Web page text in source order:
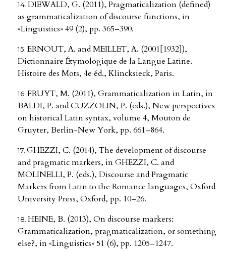
DIEWALD, G. (2011), Pragmaticalization (defined)
as grammaticalization of discourse functions, in
«Linguistics» 49 (2), pp. 365–390.
ERNOUT, A. and MEILLET, A. (2001[1932]),
Dictionnaire Étymologique de la Langue Latine.
Histoire des Mots, 4e éd., Klincksieck, Paris.
FRUYT, M. (2011), Grammaticalization in Latin, in
BALDI, P. and CUZZOLIN, P. (eds.), New perspectives
on historical Latin syntax, volume 4, Mouton de
Gruyter, Berlin-New York, pp. 661–864.
GHEZZI, C. (2014), The development of discourse
and pragmatic markers, in GHEZZI, C. and
MOLINELLI, P. (eds.), Discourse and Pragmatic
Markers from Latin to the Romance languages, Oxford
University Press, Oxford, pp. 10–26.
HEINE, B. (2013), On discourse markers:
Grammaticalization, pragmaticalization, or something
else?, in «Linguistics» 51 (6), pp. 1205–1247.